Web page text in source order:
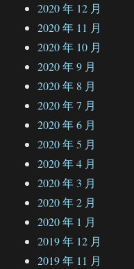
2020 年 12 月
2020 年 11 月
2020 年 10 月
2020 年 9 月
2020 年 8 月
2020 年 7 月
2020 年 6 月
2020 年 5 月
2020 年 4 月
2020 年 3 月
2020 年 2 月
2020 年 1 月
2019 年 12 月
2019 年 11 月